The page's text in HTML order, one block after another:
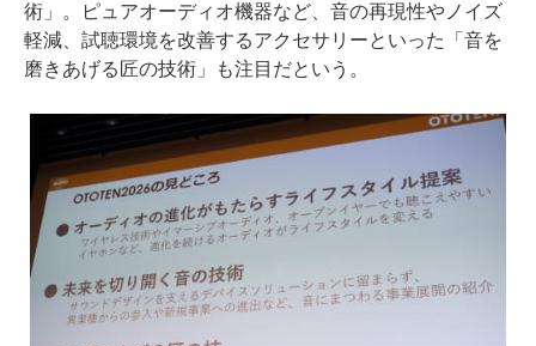
術」。ピュアオーディオ機器など、音の再現性やノイズ
軽減、試聴環境を改善するアクセサリーといった「音を
磨きあげる匠の技術」も注目だという。